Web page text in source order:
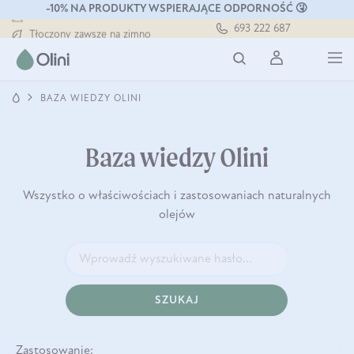
-10% NA PRODUKTY WSPIERAJĄCE ODPORNOŚĆ 🤧
Darmowa dostawa od 199 zł
Tłoczony zawsze na zimno
Darmowa dostawa od 199 zł
693 222 687
BAZA WIEDZY OLINI
Baza wiedzy Olini
Wszystko o właściwościach i zastosowaniach naturalnych
olejów
SZUKAJ
Zastosowanie: